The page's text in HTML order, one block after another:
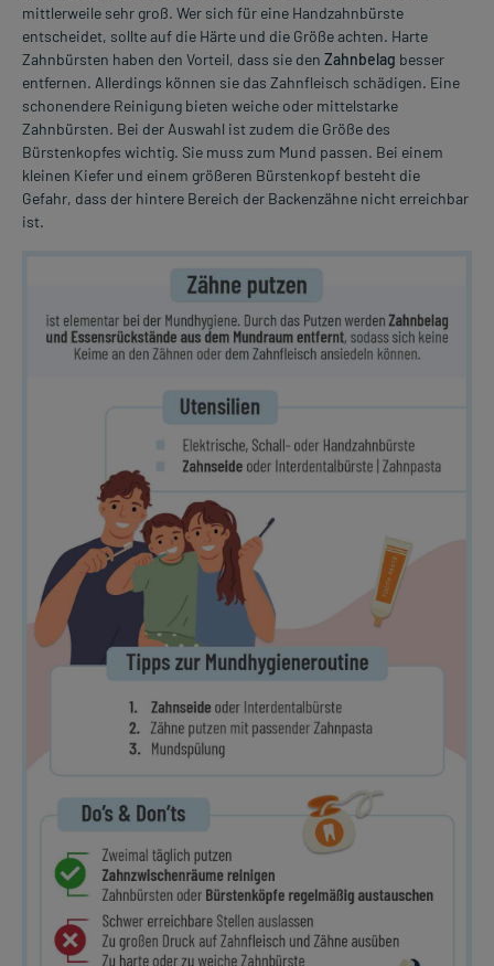
mittlerweile sehr groß. Wer sich für eine Handzahnbürste
entscheidet, sollte auf die Härte und die Größe achten. Harte
Zahnbürsten haben den Vorteil, dass sie den Zahnbelag besser
entfernen. Allerdings können sie das Zahnfleisch schädigen. Eine
schonendere Reinigung bieten weiche oder mittelstarke
Zahnbürsten. Bei der Auswahl ist zudem die Größe des
Bürstenkopfes wichtig. Sie muss zum Mund passen. Bei einem
kleinen Kiefer und einem größeren Bürstenkopf besteht die
Gefahr, dass der hintere Bereich der Backenzähne nicht erreichbar
ist.